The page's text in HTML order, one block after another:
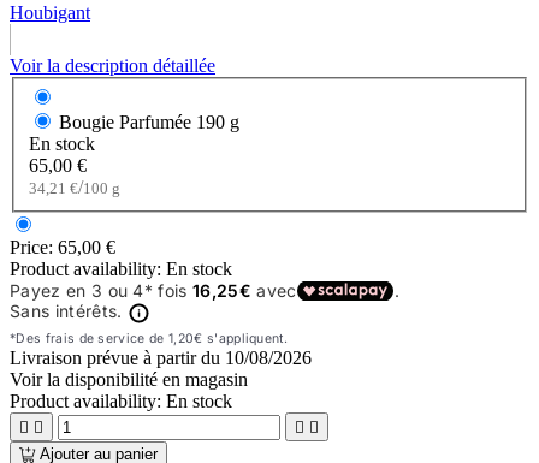
Houbigant
Voir la description détaillée
Bougie Parfumée 190 g
En stock
65,00 €
34,21 €/100 g
Price: 65,00 €
Product availability: En stock
Livraison prévue à partir du 10/08/2026
Voir la disponibilité en magasin
Product availability: En stock
   
Ajouter au panier